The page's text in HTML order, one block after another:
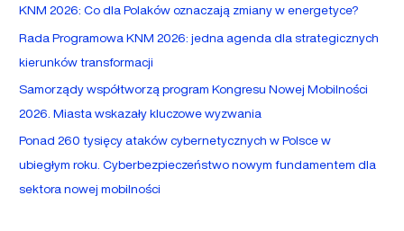
l
a
:
KNM 2026: Co dla Polaków oznaczają zmiany w energetyce?
Rada Programowa KNM 2026: jedna agenda dla strategicznych
kierunków transformacji
Samorządy współtworzą program Kongresu Nowej Mobilności
2026. Miasta wskazały kluczowe wyzwania
Ponad 260 tysięcy ataków cybernetycznych w Polsce w
ubiegłym roku. Cyberbezpieczeństwo nowym fundamentem dla
sektora nowej mobilności